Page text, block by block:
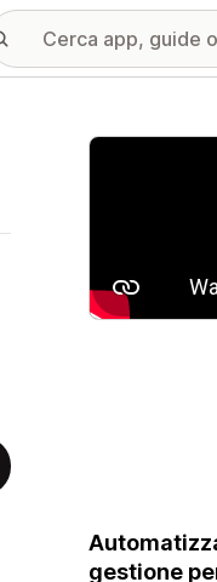
Galleria
gestione